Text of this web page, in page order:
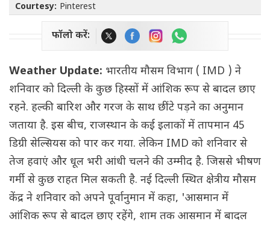
Courtesy: Pinterest
फॉलो करें:
Weather Update: भारतीय मौसम विभाग ( IMD ) ने
शनिवार को दिल्ली के कुछ हिस्सों में आंशिक रूप से बादल छाए
रहने. हल्की बारिश और गरज के साथ छींटे पड़ने का अनुमान
जताया है. इस बीच, राजस्थान के कई इलाकों में तापमान 45
डिग्री सेल्सियस को पार कर गया. लेकिन IMD को शनिवार से
तेज हवाएं और धूल भरी आंधी चलने की उम्मीद है. जिससे भीषण
गर्मी से कुछ राहत मिल सकती है. नई दिल्ली स्थित क्षेत्रीय मौसम
केंद्र ने शनिवार को अपने पूर्वानुमान में कहा, 'आसमान में
आंशिक रूप से बादल छाए रहेंगे, शाम तक आसमान में बादल